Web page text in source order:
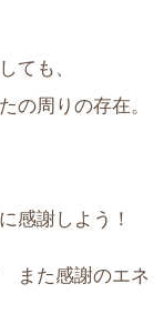
ても、
周りの存在。
感謝しよう！
また感謝のエネ